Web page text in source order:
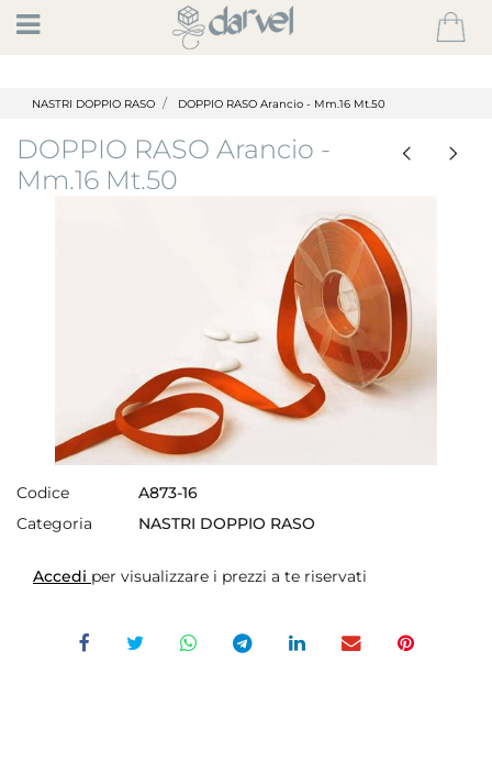
Open
NASTRI DOPPIO RASO DOPPIO RASO Arancio - Mm.16 Mt.50
DOPPIO RASO Arancio -
Mm.16 Mt.50
Codice
A873-16
Categoria
NASTRI DOPPIO RASO
Accedi per visualizzare i prezzi a te riservati